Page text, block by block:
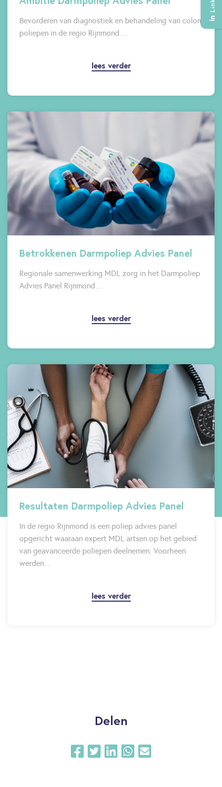
Bevorderen van diagnostiek en behandeling van colon
poliepen in de regio Rijnmond…
lees verder
Betrokkenen Darmpoliep Advies Panel
Regionale samenwerking MDL zorg in het Darmpoliep
Advies Panel Rijnmond…
lees verder
Resultaten Darmpoliep Advies Panel
In de regio Rijnmond is een poliep advies panel
opgericht waaraan expert MDL artsen op het gebied
van geavanceerde poliepen deelnemen. Voorheen
werden…
lees verder
Delen